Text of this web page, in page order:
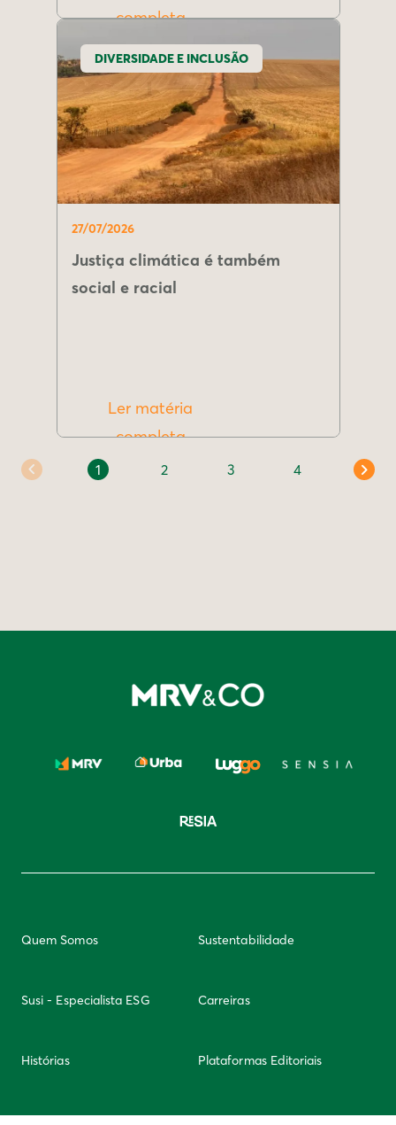
completa
DIVERSIDADE E INCLUSÃO
27/07/2026
Justiça climática é também
social e racial
Ler matéria
completa
1 2 3 4
Quem Somos Sustentabilidade
Susi - Especialista ESG Carreiras
Histórias Plataformas Editoriais
Newsletter Integridade